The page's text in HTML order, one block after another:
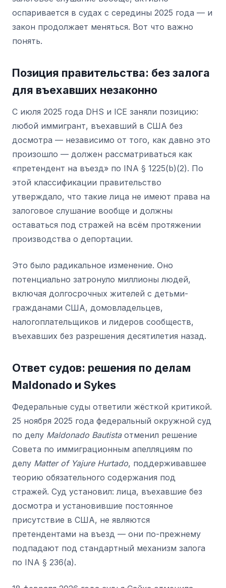
оспаривается в судах с середины 2025 года — и
закон продолжает меняться. Вот что важно
понять.
Позиция правительства: без залога
для въехавших незаконно
С июля 2025 года DHS и ICE заняли позицию:
любой иммигрант, въехавший в США без
досмотра — независимо от того, как давно это
произошло — должен рассматриваться как
«претендент на въезд» по INA § 1225(b)(2). По
этой классификации правительство
утверждало, что такие лица не имеют права на
залоговое слушание вообще и должны
оставаться под стражей на всём протяжении
производства о депортации.
Это было радикальное изменение. Оно
потенциально затронуло миллионы людей,
включая долгосрочных жителей с детьми-
гражданами США, домовладельцев,
налогоплательщиков и лидеров сообществ,
въехавших без разрешения десятилетия назад.
Ответ судов: решения по делам
Maldonado и Sykes
Федеральные суды ответили жёсткой критикой.
25 ноября 2025 года федеральный окружной суд
по делу Maldonado Bautistaотменил решение
Совета по иммиграционным апелляциям по
делу Matter of Yajure Hurtado, поддерживавшее
теорию обязательного содержания под
стражей. Суд установил: лица, въехавшие без
досмотра и установившие постоянное
присутствие в США, не являются
претендентами на въезд — они по-прежнему
подпадают под стандартный механизм залога
по INA § 236(a).